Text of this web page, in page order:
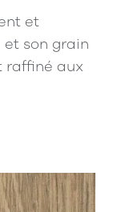
et
et son grain
raffiné aux